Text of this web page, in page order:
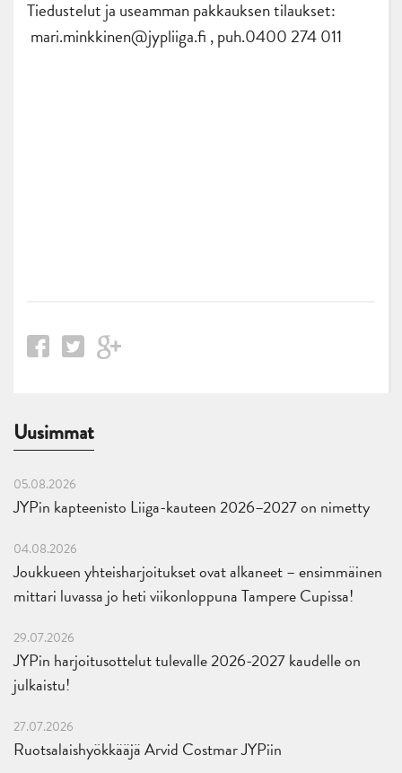
Tiedustelut ja useamman pakkauksen tilaukset:
mari.minkkinen@jypliiga.fi , puh.0400 274 011
Uusimmat
05.08.2026
JYPin kapteenisto Liiga-kauteen 2026–2027 on nimetty
04.08.2026
Joukkueen yhteisharjoitukset ovat alkaneet – ensimmäinen
mittari luvassa jo heti viikonloppuna Tampere Cupissa!
29.07.2026
JYPin harjoitusottelut tulevalle 2026-2027 kaudelle on
julkaistu!
27.07.2026
Ruotsalaishyökkääjä Arvid Costmar JYPiin